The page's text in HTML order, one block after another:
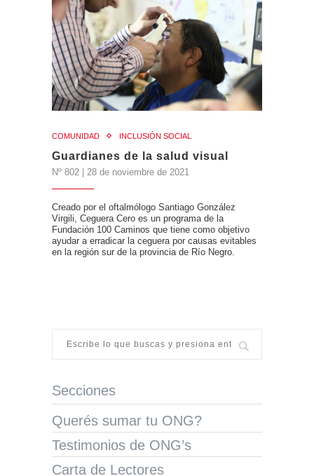
COMUNIDAD INCLUSIÓN SOCIAL
Guardianes de la salud visual
Nº 802 | 28 de noviembre de 2021
Creado por el oftalmólogo Santiago González
Virgili, Ceguera Cero es un programa de la
Fundación 100 Caminos que tiene como objetivo
ayudar a erradicar la ceguera por causas evitables
en la región sur de la provincia de Río Negro.
Secciones
Querés sumar tu ONG?
Testimonios de ONG’s
Carta de Lectores